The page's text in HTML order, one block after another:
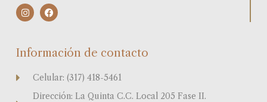
I
n
g
F
a
o
k
Información de contacto
Celular: (317) 418-5461
Dirección: La Quinta C.C. Local 205 Fase II.